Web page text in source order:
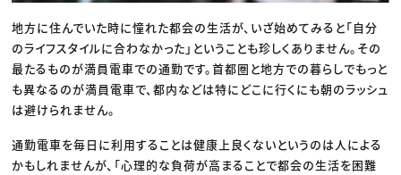
地方に住んでいた時に憧れた都会の生活が、いざ始めてみると「自分
のライフスタイルに合わなかった」ということも珍しくありません。その
最たるものが満員電車での通勤です。首都圏と地方での暮らしでもっと
も異なるのが満員電車で、都内などは特にどこに行くにも朝のラッシュ
は避けられません。
通勤電車を毎日に利用することは健康上良くないというのは人による
かもしれませんが、「心理的な負荷が高まることで都会の生活を困難